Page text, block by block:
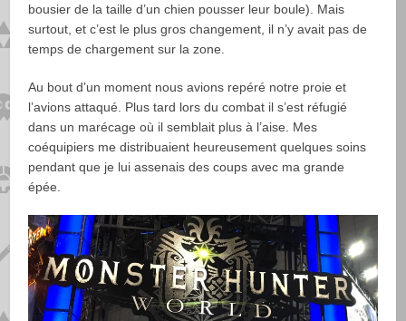
bousier de la taille d’un chien pousser leur boule). Mais
surtout, et c’est le plus gros changement, il n’y avait pas de
temps de chargement sur la zone.
Au bout d’un moment nous avions repéré notre proie et
l’avions attaqué. Plus tard lors du combat il s’est réfugié
dans un marécage où il semblait plus à l’aise. Mes
coéquipiers me distribuaient heureusement quelques soins
pendant que je lui assenais des coups avec ma grande
épée.